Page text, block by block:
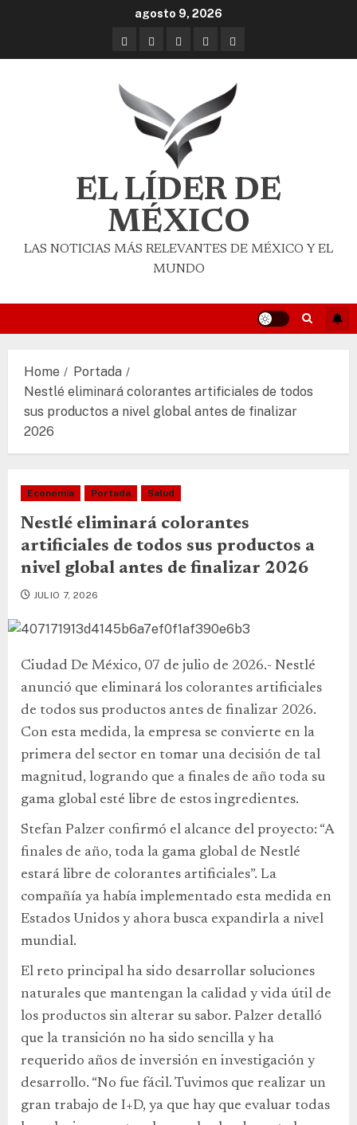
agosto 9, 2026
EL LÍDER DE
MÉXICO
LAS NOTICIAS MÁS RELEVANTES DE MÉXICO Y EL
MUNDO
Home
Portada
Nestlé eliminará colorantes artificiales de todos
sus productos a nivel global antes de finalizar
2026
Economía Portada Salud
Nestlé eliminará colorantes
artificiales de todos sus productos a
nivel global antes de finalizar 2026
JULIO 7, 2026
Ciudad De México, 07 de julio de 2026.- Nestlé
anunció que eliminará los colorantes artificiales
de todos sus productos antes de finalizar 2026.
Con esta medida, la empresa se convierte en la
primera del sector en tomar una decisión de tal
magnitud, logrando que a finales de año toda su
gama global esté libre de estos ingredientes.
Stefan Palzer confirmó el alcance del proyecto: “A
finales de año, toda la gama global de Nestlé
estará libre de colorantes artificiales”. La
compañía ya había implementado esta medida en
Estados Unidos y ahora busca expandirla a nivel
mundial.
El reto principal ha sido desarrollar soluciones
naturales que mantengan la calidad y vida útil de
los productos sin alterar su sabor. Palzer detalló
que la transición no ha sido sencilla y ha
requerido años de inversión en investigación y
desarrollo. “No fue fácil. Tuvimos que realizar un
gran trabajo de I+D, ya que hay que evaluar todas